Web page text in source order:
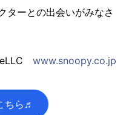
ターとの出会いがみなさ
www.snoopy.co.jp
ちら♬